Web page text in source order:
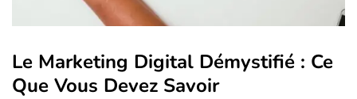
Le Marketing Digital Démystifié : Ce
Que Vous Devez Savoir